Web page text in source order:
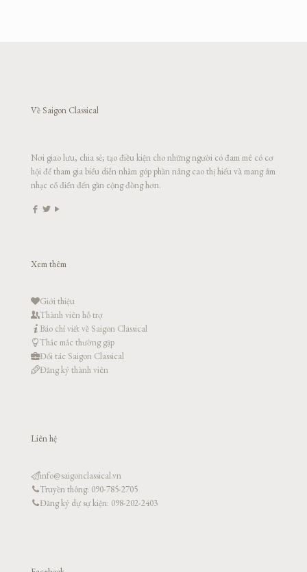
Về Saigon Classical
Nơi giao lưu, chia sẻ; tạo điều kiện cho những người có đam mê có cơ
hội để tham gia biểu diễn nhằm góp phần nâng cao thị hiếu và mang âm
nhạc cổ điển đến gần cộng đồng hơn.
Xem thêm
Giới thiệu
Thành viên hỗ trợ
Báo chí viết về Saigon Classical
Thắc mắc thường gặp
Đối tác Saigon Classical
Đăng ký thành viên
Liên hệ
info@saigonclassical.vn
Truyền thông: 090-785-2705
Đăng ký dự sự kiện: 098-202-2403